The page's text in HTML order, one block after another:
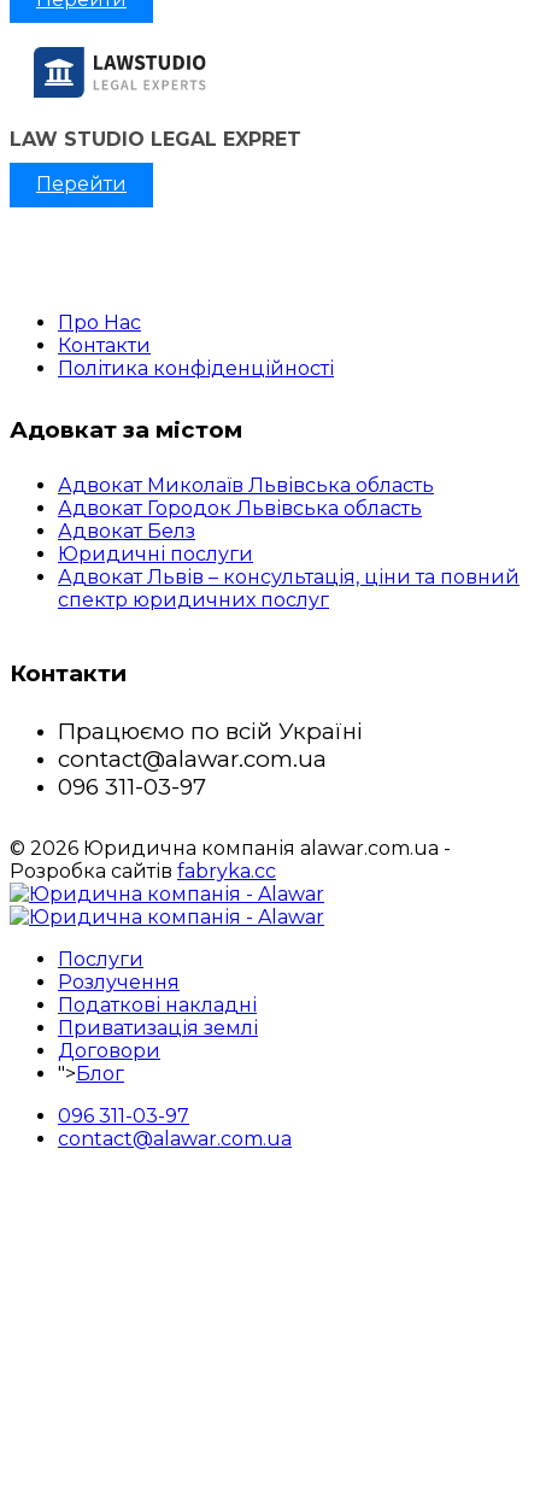
LAW STUDIO LEGAL EXPRET
Перейти
Про Нас
Контакти
Політика конфіденційності
Адовкат за містом
Адвокат Миколаїв Львівська область
Адвокат Городок Львівська область
Адвокат Белз
Юридичні послуги
Адвокат Львів – консультація, ціни та повний
спектр юридичних послуг
Контакти
Працюємо по всій Україні
contact@alawar.com.ua
096 311-03-97
© 2026 Юридична компанія alawar.com.ua -
Розробка сайтів fabryka.cc
Послуги
Розлучення
Податкові накладні
Приватизація землі
Договори
">Блог
096 311-03-97
contact@alawar.com.ua